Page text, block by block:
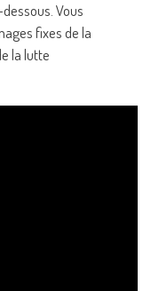
Vous
fixes de la
la lutte